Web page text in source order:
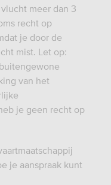
meer dan 3
recht op
je door de
mist. Let op:
van het
je geen recht op
je aanspraak kunt